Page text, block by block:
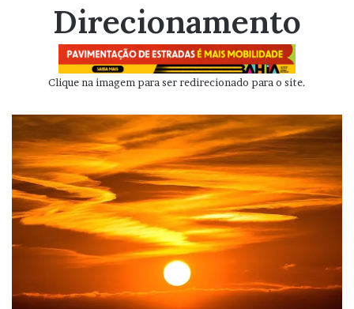
Direcionamento
Clique na imagem para ser redirecionado para o site.